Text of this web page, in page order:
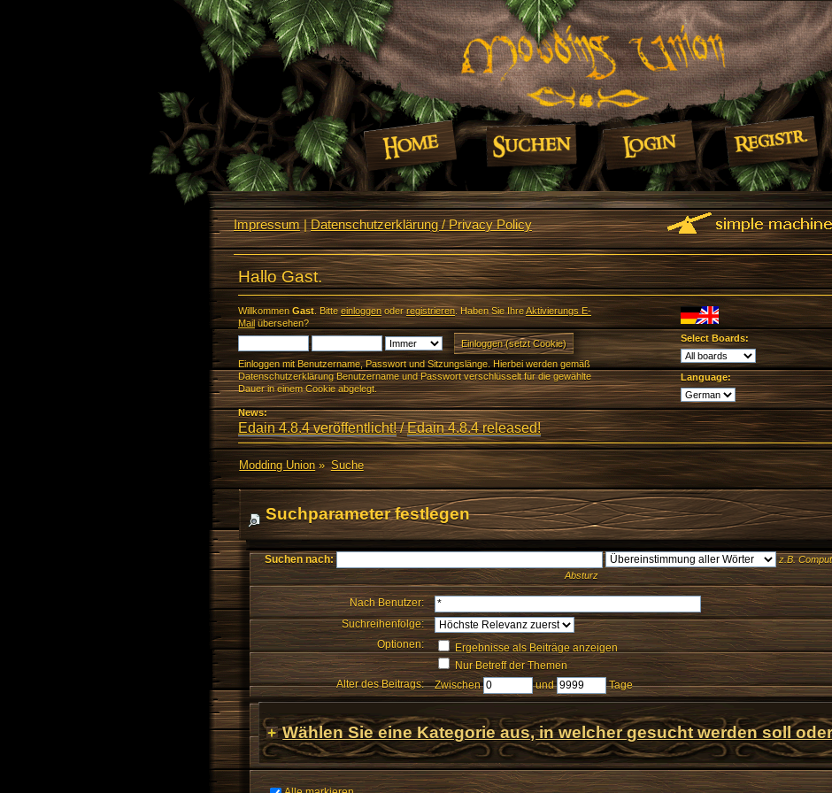
Impressum|Datenschutzerklärung / Privacy Policy
Hallo Gast.
Willkommen Gast. Bitte einloggenoderregistrieren. Haben Sie IhreAktivierungs E-
Mailübersehen?
Einloggen mit Benutzername, Passwort und Sitzungslänge. Hierbei werden gemäß
Datenschutzerklärung Benutzername und Passwort verschlüsselt für die gewählte
Dauer in einem Cookie abgelegt.
Select Boards:
Language:
News:
Edain 4.8.4 veröffentlicht!/Edain 4.8.4 released!
Modding Union» Suche
Suchparameter festlegen
Suchen nach: z.B.
Absturz
Nach Benutzer:
Suchreihenfolge:
Optionen:
Ergebnisse als Beiträge anzeigen
Nur Betreff der Themen
Alter des Beitrags:
Zwischen und Tage
Wählen Sie eine Kategorie aus, in welcher gesucht werden soll